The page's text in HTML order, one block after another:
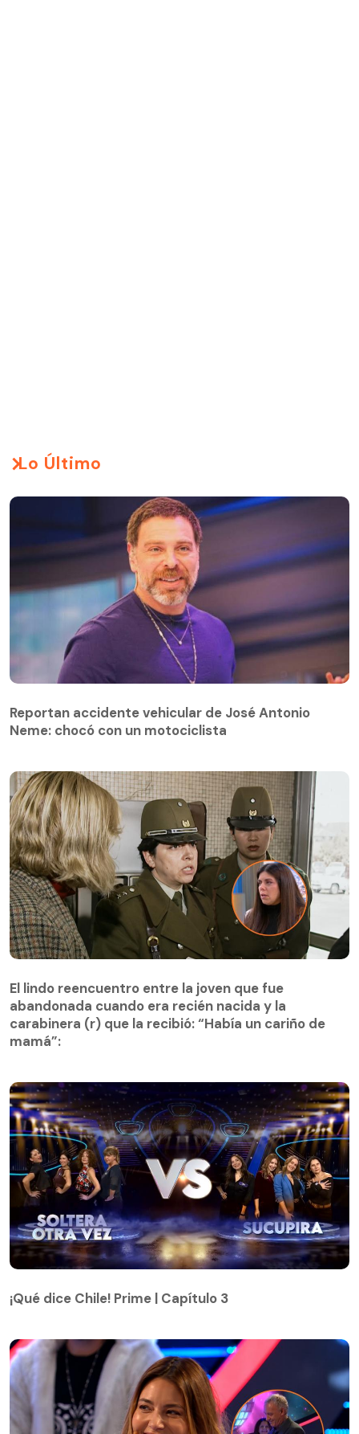
Lo Último
Reportan accidente vehicular de José Antonio
Neme: chocó con un motociclista
abandonada cuando era recién nacida y la
carabinera (r) que la recibió: “Había un cariño de
mamá”:
El lindo reencuentro entre la joven que fue
abandonada cuando era recién nacida y la
carabinera (r) que la recibió: “Había un cariño de
mamá”:
¡Qué dice Chile! Prime | Capítulo 3